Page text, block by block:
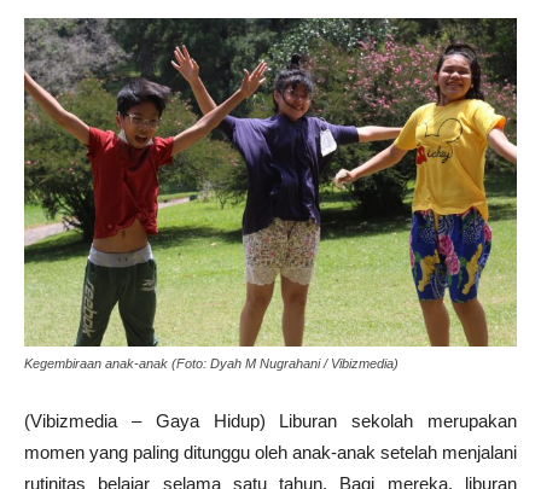
Kegembiraan anak-anak (Foto: Dyah M Nugrahani / Vibizmedia)
(Vibizmedia – Gaya Hidup) Liburan sekolah merupakan
momen yang paling ditunggu oleh anak-anak setelah menjalani
rutinitas belajar selama satu tahun. Bagi mereka, liburan